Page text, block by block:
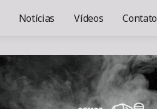
Notícias Vídeos Contato